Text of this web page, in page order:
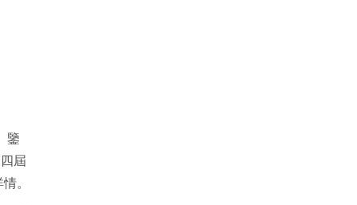
鑒
屆
。